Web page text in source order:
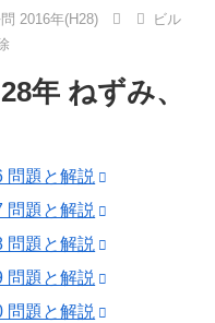
2016年(H28)
ビル
年 ねずみ、
問題と解説
問題と解説
問題と解説
問題と解説
問題と解説